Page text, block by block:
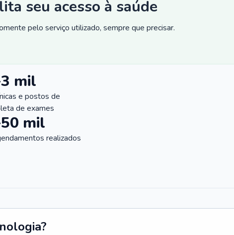
seu acesso à saúde
pelo serviço utilizado, sempre que precisar.
mil
e postos de
de exames
mil
realizados